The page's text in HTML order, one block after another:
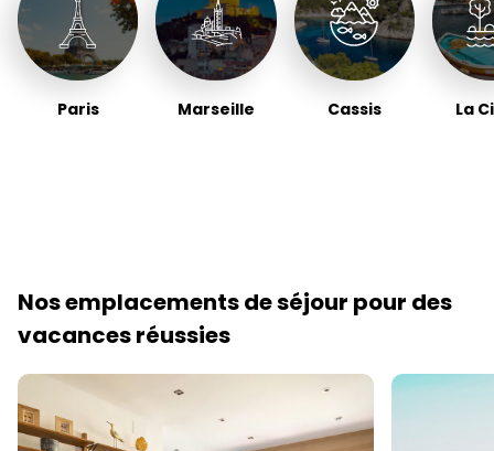
Paris Marseille Cassis La
Nos emplacements de séjour pour des
vacances réussies